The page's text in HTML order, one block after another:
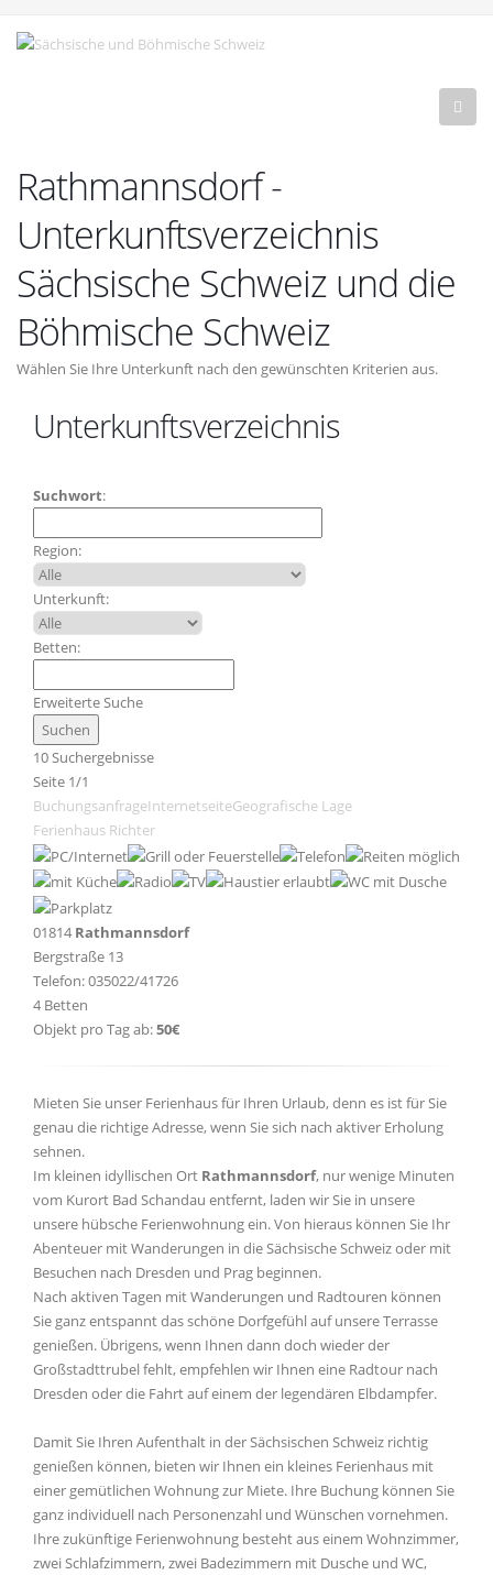
Rathmannsdorf -
Unterkunftsverzeichnis
Sächsische Schweiz und die
Böhmische Schweiz
Wählen Sie Ihre Unterkunft nach den gewünschten Kriterien aus.
Unterkunftsverzeichnis
Suchwort:
Region:
Unterkunft:
Betten:
Erweiterte Suche
10 Suchergebnisse
Seite 1/1
BuchungsanfrageInternetseiteGeografische Lage
Ferienhaus Richter
01814 Rathmannsdorf
Bergstraße 13
Telefon: 035022/41726
4 Betten
Objekt pro Tag ab:50€
Mieten Sie unser Ferienhaus für Ihren Urlaub, denn es ist für Sie
genau die richtige Adresse, wenn Sie sich nach aktiver Erholung
sehnen.
Im kleinen idyllischen Ort Rathmannsdorf, nur wenige Minuten
vom Kurort Bad Schandau entfernt, laden wir Sie in unsere
unsere hübsche Ferienwohnung ein. Von hieraus können Sie Ihr
Abenteuer mit Wanderungen in die Sächsische Schweiz oder mit
Besuchen nach Dresden und Prag beginnen.
Nach aktiven Tagen mit Wanderungen und Radtouren können
Sie ganz entspannt das schöne Dorfgefühl auf unsere Terrasse
genießen. Übrigens, wenn Ihnen dann doch wieder der
Großstadttrubel fehlt, empfehlen wir Ihnen eine Radtour nach
Dresden oder die Fahrt auf einem der legendären Elbdampfer.
Damit Sie Ihren Aufenthalt in der Sächsischen Schweiz richtig
genießen können, bieten wir Ihnen ein kleines Ferienhaus mit
einer gemütlichen Wohnung zur Miete. Ihre Buchung können Sie
ganz individuell nach Personenzahl und Wünschen vornehmen.
Ihre zukünftige Ferienwohnung besteht aus einem Wohnzimmer,
zwei Schlafzimmern, zwei Badezimmern mit Dusche und WC,